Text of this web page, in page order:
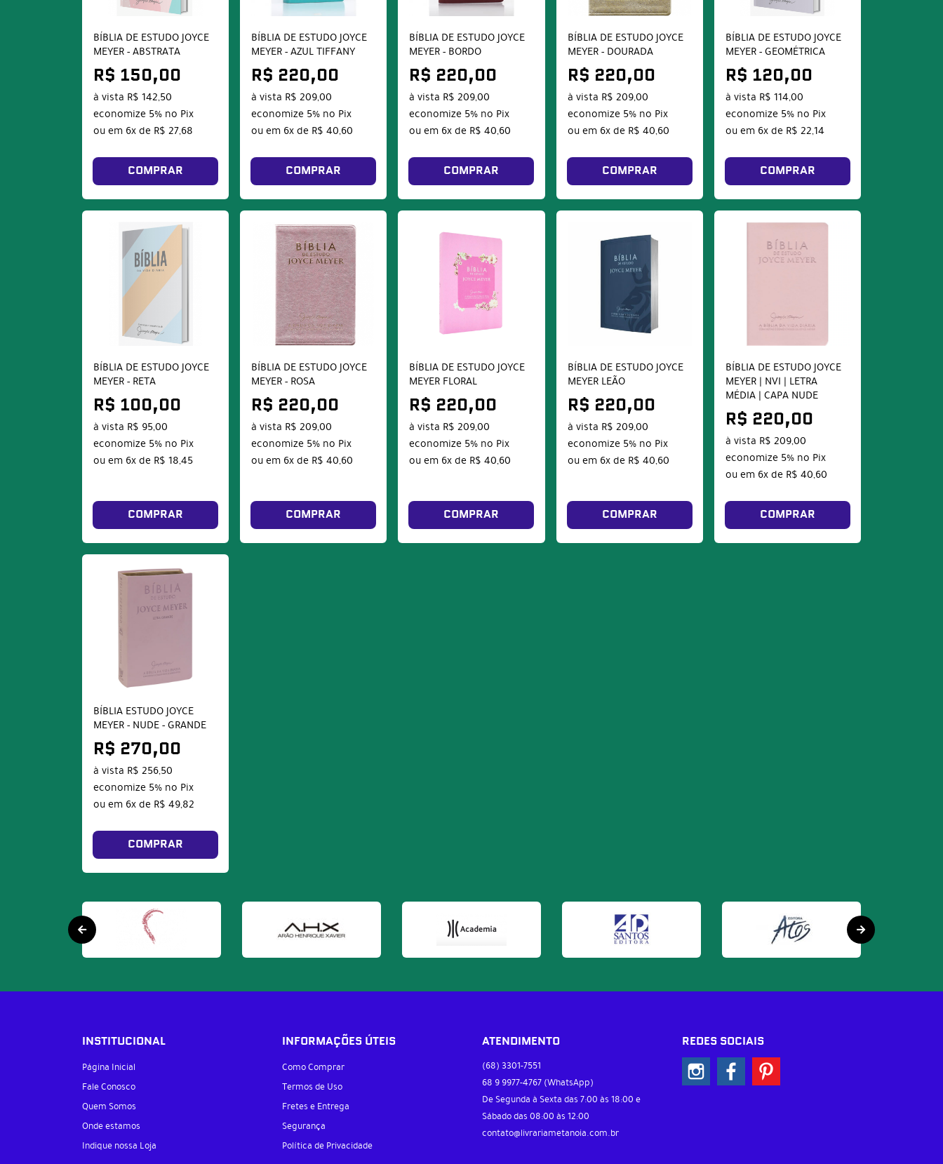
BÍBLIA DE ESTUDO JOYCE
MEYER - ABSTRATA
R$ 150,00
à vista R$ 142,50
economize 5% no Pix
ou em 6xde R$ 27,68
COMPRAR
BÍBLIA DE ESTUDO JOYCE
MEYER - AZUL TIFFANY
R$ 220,00
à vista R$ 209,00
economize 5% no Pix
ou em 6xde R$ 40,60
COMPRAR
BÍBLIA DE ESTUDO JOYCE
MEYER - BORDO
R$ 220,00
à vista R$ 209,00
economize 5% no Pix
ou em 6xde R$ 40,60
COMPRAR
BÍBLIA DE ESTUDO JOYCE
MEYER - DOURADA
R$ 220,00
à vista R$ 209,00
economize 5% no Pix
ou em 6xde R$ 40,60
COMPRAR
BÍBLIA DE ESTUDO JOYCE
MEYER - GEOMÉTRICA
R$ 120,00
à vista R$ 114,00
economize 5% no Pix
ou em 6xde R$ 22,14
COMPRAR
BÍBLIA DE ESTUDO JOYCE
MEYER - RETA
R$ 100,00
à vista R$ 95,00
economize 5% no Pix
ou em 6xde R$ 18,45
COMPRAR
BÍBLIA DE ESTUDO JOYCE
MEYER - ROSA
R$ 220,00
à vista R$ 209,00
economize 5% no Pix
ou em 6xde R$ 40,60
COMPRAR
BÍBLIA DE ESTUDO JOYCE
MEYER FLORAL
R$ 220,00
à vista R$ 209,00
economize 5% no Pix
ou em 6xde R$ 40,60
COMPRAR
BÍBLIA DE ESTUDO JOYCE
MEYER LEÃO
R$ 220,00
à vista R$ 209,00
economize 5% no Pix
ou em 6xde R$ 40,60
COMPRAR
BÍBLIA DE ESTUDO JOYCE
MEYER | NVI | LETRA
MÉDIA | CAPA NUDE
R$ 220,00
à vista R$ 209,00
economize 5% no Pix
ou em 6xde R$ 40,60
COMPRAR
BÍBLIA ESTUDO JOYCE
MEYER - NUDE - GRANDE
R$ 270,00
à vista R$ 256,50
economize 5% no Pix
ou em 6xde R$ 49,82
COMPRAR
INSTITUCIONAL
Página Inicial
Fale Conosco
Quem Somos
Onde estamos
Indique nossa Loja
INFORMAÇÕES ÚTEIS
Como Comprar
Termos de Uso
Fretes e Entrega
Segurança
Política de Privacidade
ATENDIMENTO
(68) 3301-7551
68 9 9977-4767 (WhatsApp)
De Segunda à Sexta das 7:00 às 18:00 e
Sábado das 08:00 às 12:00
contato@livrariametanoia.com.br
REDES SOCIAIS